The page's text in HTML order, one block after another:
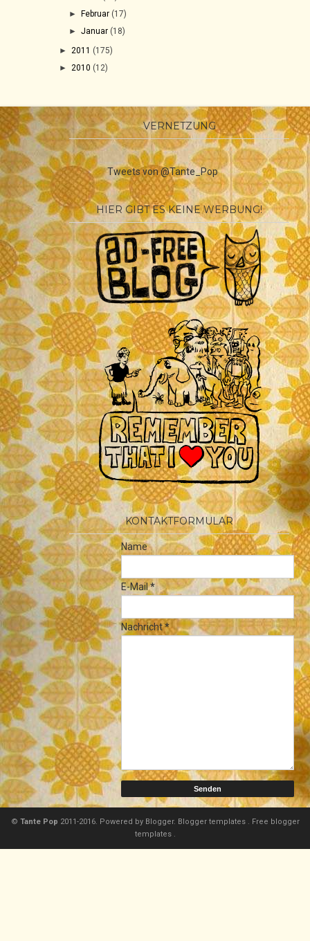
►Februar (17)
►Januar (18)
► 2011 (175)
► 2010 (12)
VERNETZUNG
Tweets von @Tante_Pop
HIER GIBT ES KEINE WERBUNG!
KONTAKTFORMULAR
Name
E-Mail*
Nachricht*
© Tante Pop 2011-2016. Powered by Blogger. Blogger templates . Free blogger
templates .